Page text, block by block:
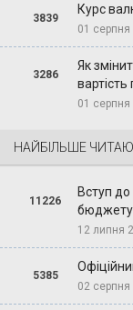
3839
Курс
01 серпня
3286
Як
вартість
01 серпня
НАЙБІЛЬШЕ
11226
Вступ до
бюджету
12 липня
5385
02 серпня